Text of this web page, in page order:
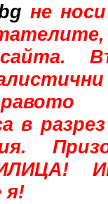
не
в
я!